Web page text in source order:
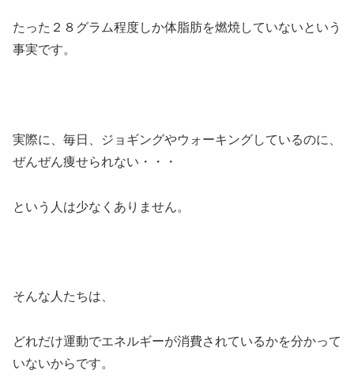
たった２８グラム程度しか体脂肪を燃焼していないという
事実です。
実際に、毎日、ジョギングやウォーキングしているのに、
ぜんぜん痩せられない・・・
という人は少なくありません。
そんな人たちは、
どれだけ運動でエネルギーが消費されているかを分かって
いないからです。